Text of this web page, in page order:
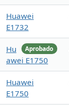
Huawei
E1732
Aprobado
Hu
awei E1750
Huawei
E1750